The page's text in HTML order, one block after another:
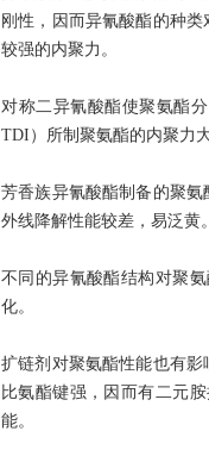
刚性，因而异氰酸酯的种
较强的内聚力。
对称二异氰酸酯使聚氨酯
TDI）所制聚氨酯的内聚力
芳香族异氰酸酯制备的聚
外线降解性能较差，易泛黄
不同的异氰酸酯结构对聚
化。
扩链剂对聚氨酯性能也有
比氨酯键强，因而有二元
能。